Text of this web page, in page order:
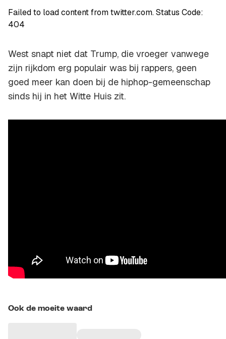
Failed to load content from twitter.com. Status Code:
404
West snapt niet dat Trump, die vroeger vanwege
zijn rijkdom erg populair was bij rappers, geen
goed meer kan doen bij de hiphop-gemeenschap
sinds hij in het Witte Huis zit.
Ook de moeite waard